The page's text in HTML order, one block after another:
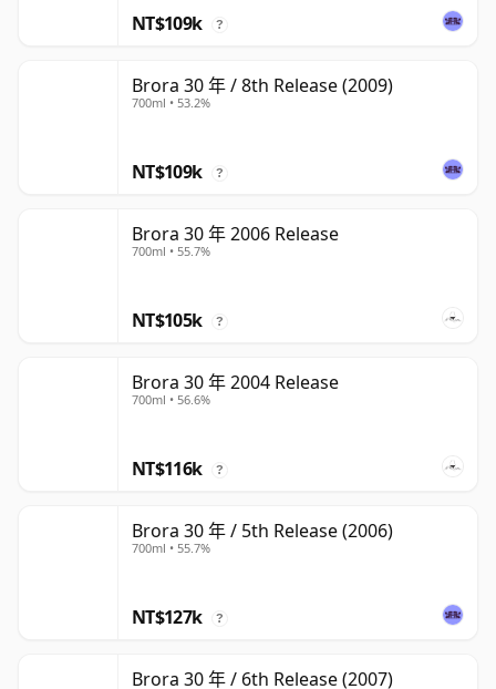
NT$109k ?
Brora 30 年 / 8th Release (2009)
700ml • 53.2%
NT$109k ?
Brora 30 年 2006 Release
700ml • 55.7%
NT$105k ?
Brora 30 年 2004 Release
700ml • 56.6%
NT$116k ?
Brora 30 年 / 5th Release (2006)
700ml • 55.7%
NT$127k ?
Brora 30 年 / 6th Release (2007)